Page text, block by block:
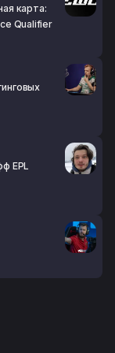
карта:
Qualifier
EPL